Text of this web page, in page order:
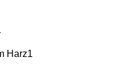
Harz1